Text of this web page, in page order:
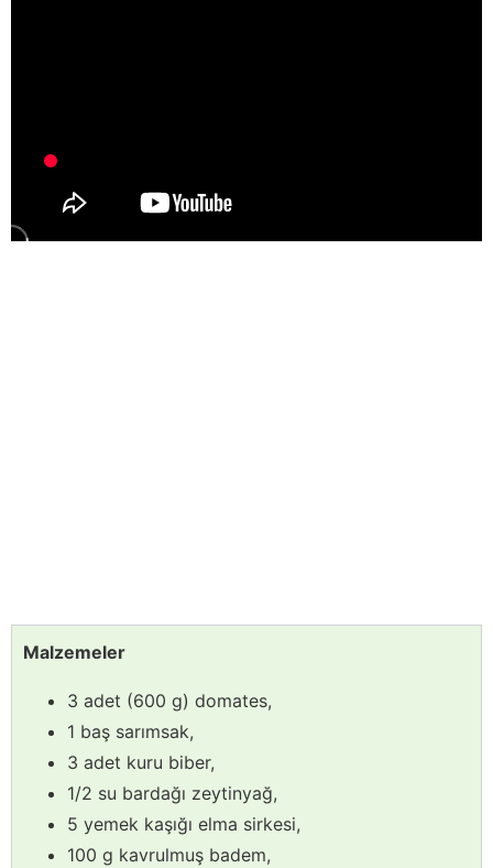
Malzemeler
3 adet (600 g) domates,
1 baş sarımsak,
3 adet kuru biber,
1/2 su bardağı zeytinyağ,
5 yemek kaşığı elma sirkesi,
100 g kavrulmuş badem,